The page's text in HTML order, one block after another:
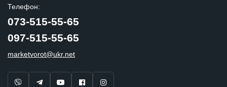
Телефон:
073-515-55-65
097-515-55-65
marketvorot@ukr.net